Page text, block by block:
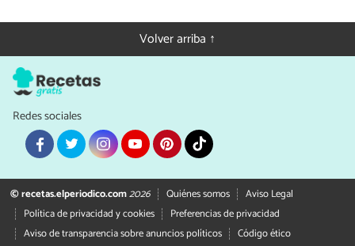
Volver arriba ↑
Redes sociales
© recetas.elperiodico.com2026 Quiénes somos
Aviso Legal
Política de privacidad y cookies
Preferencias de privacidad
Aviso de transparencia sobre anuncios políticos
Código ético